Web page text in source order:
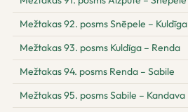
Mežtakas 92. posms Snēpele – Kuldīga
Mežtakas 93. posms Kuldīga – Renda
Mežtakas 94. posms Renda – Sabile
Mežtakas 95. posms Sabile – Kandava